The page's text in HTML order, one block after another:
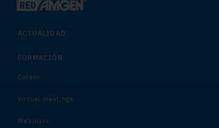
ACTUALIDAD
FORMACIÓN
Cursos
Virtual meetings
Webinars